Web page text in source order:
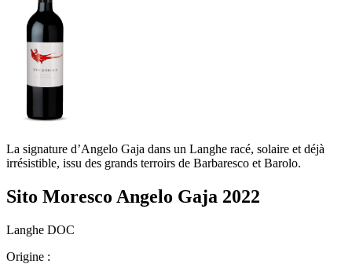
La signature d’Angelo Gaja dans un Langhe racé, solaire et déjà
irrésistible, issu des grands terroirs de Barbaresco et Barolo.
Sito Moresco Angelo Gaja 2022
Langhe DOC
Origine :